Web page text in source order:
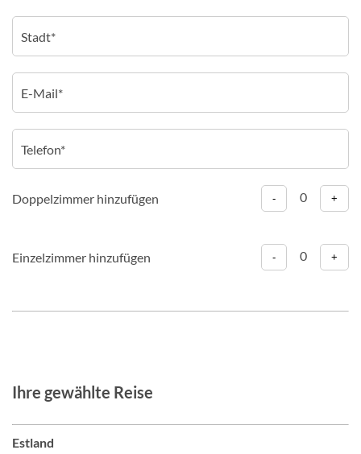
Doppelzimmer hinzufügen - 0 +
Einzelzimmer hinzufügen - 0 +
Ihre gewählte Reise
Estland